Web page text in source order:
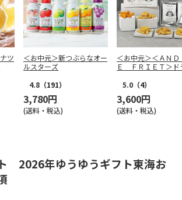
ツ
＜お中元＞新つぶらなオー
ルスターズ
4.8 （191）
3,780円
(送料・税込)
＜お中元＞＜ＡＮ
Ｅ ＦＲＩＥＴ＞ド
5.0 （4）
3,600円
(送料・税込)
2026年ゆうゆうギフト東海お